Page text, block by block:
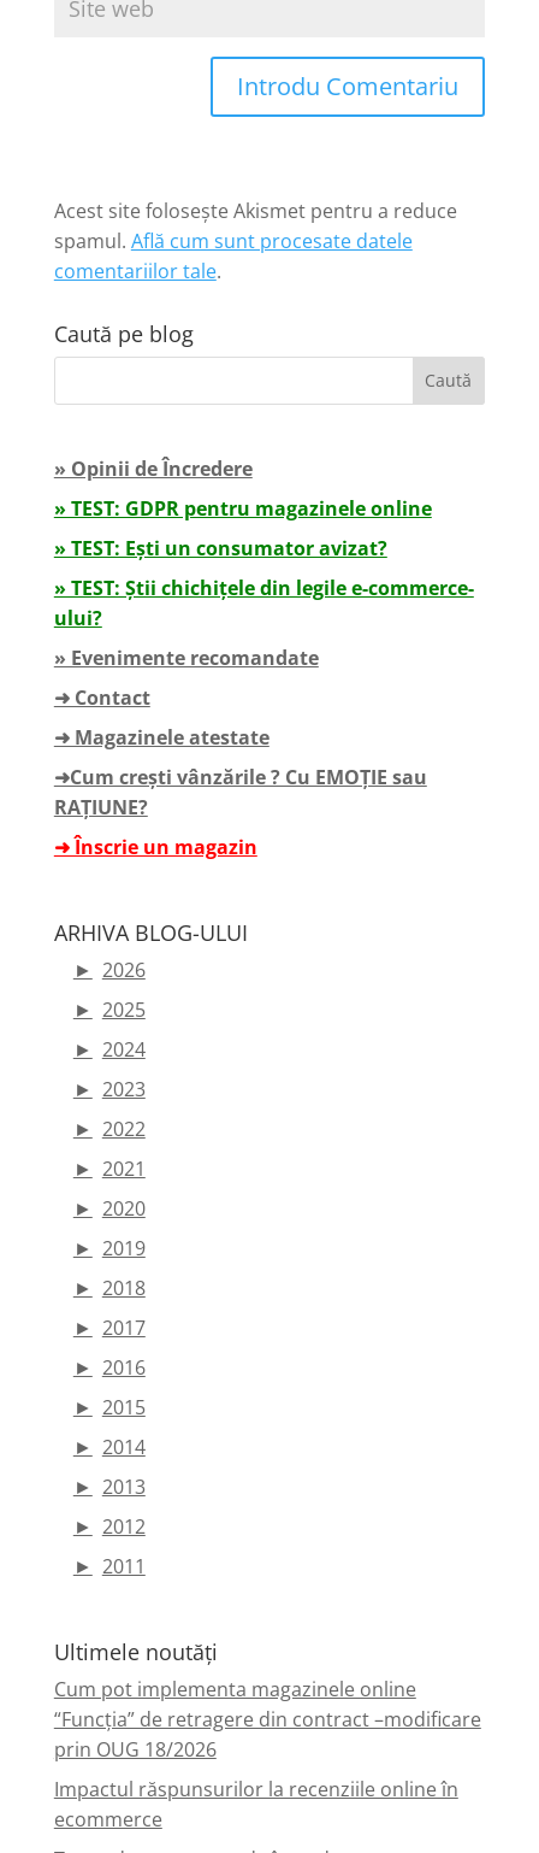
Introdu Comentariu
Acest site folosește Akismet pentru a reduce
spamul. Află cum sunt procesate datele
comentariilor tale.
Caută pe blog
» Opinii de Încredere
» TEST: GDPR pentru magazinele online
» TEST: Ești un consumator avizat?
» TEST: Știi chichițele din legile e-commerce-
ului?
» Evenimente recomandate
➜ Contact
➜ Magazinele atestate
➜Cum crești vânzările ? Cu EMOȚIE sau
RAȚIUNE?
➜ Înscrie un magazin
ARHIVA BLOG-ULUI
► 2026
► 2025
► 2024
► 2023
► 2022
► 2021
► 2020
► 2019
► 2018
► 2017
► 2016
► 2015
► 2014
► 2013
► 2012
► 2011
Ultimele noutăți
Cum pot implementa magazinele online
“Funcția” de retragere din contract –modificare
prin OUG 18/2026
Impactul răspunsurilor la recenziile online în
ecommerce